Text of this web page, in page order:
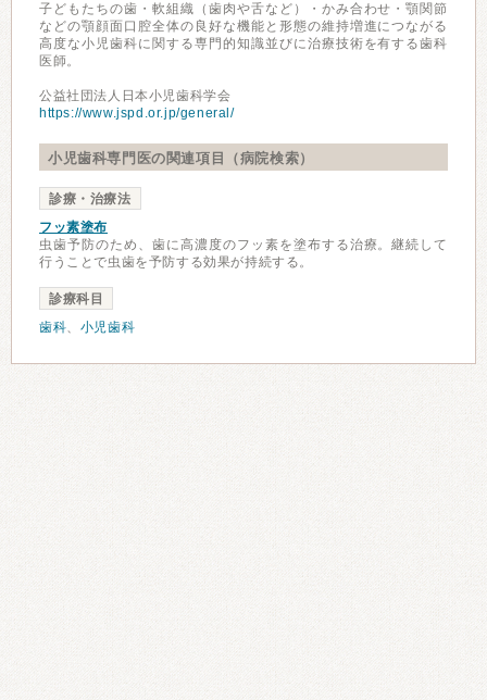
子どもたちの歯・軟組織（歯肉や舌など）・かみ合わせ・顎関節
などの顎顔面口腔全体の良好な機能と形態の維持増進につながる
高度な小児歯科に関する専門的知識並びに治療技術を有する歯科
医師。
公益社団法人日本小児歯科学会
https://www.jspd.or.jp/general/
小児歯科専門医の関連項目（病院検索）
診療・治療法
フッ素塗布
虫歯予防のため、歯に高濃度のフッ素を塗布する治療。継続して
行うことで虫歯を予防する効果が持続する。
診療科目
歯科、 小児歯科